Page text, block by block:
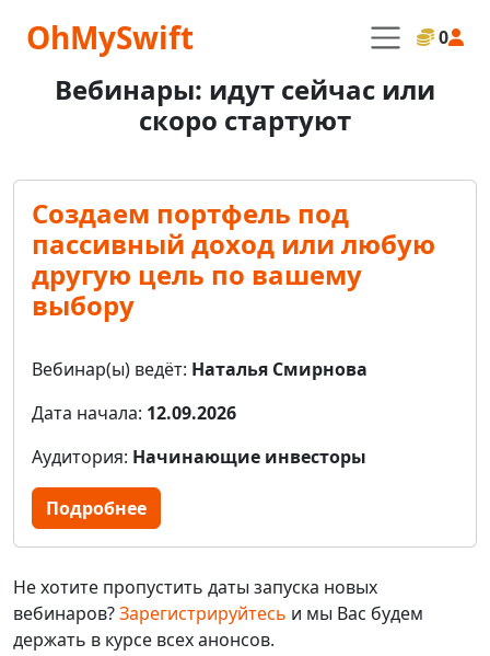
OhMySwift 0
Вебинары: идут сейчас или
скоро стартуют
Создаем портфель под
пассивный доход или любую
другую цель по вашему
выбору
Вебинар(ы) ведёт: Наталья Смирнова
Дата начала: 12.09.2026
Аудитория: Начинающие инвесторы
Подробнее
Не хотите пропустить даты запуска новых
вебинаров?Зарегистрируйтесь и мы Вас будем
держать в курсе всех анонсов.